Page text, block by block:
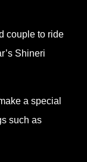
couple to ride
Shineri
a special
such as